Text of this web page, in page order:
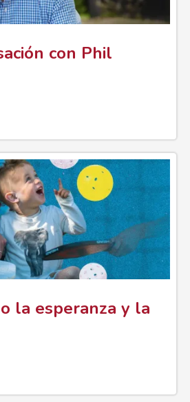
con Phil
la esperanza y la